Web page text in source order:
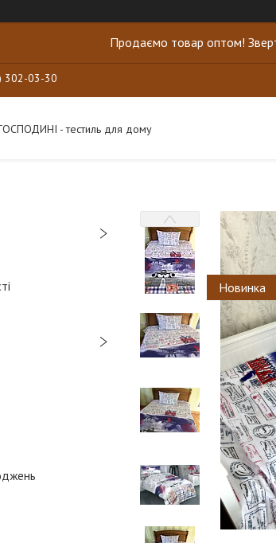
Продаємо товар оптом!
302-03-30
- тестиль для дому
Новинка